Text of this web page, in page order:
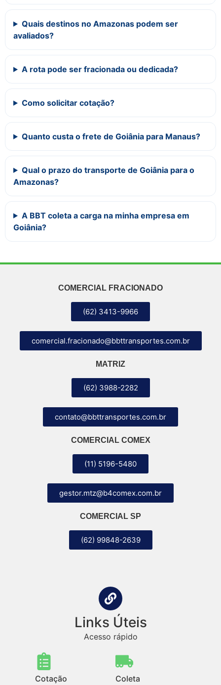
Quais destinos no Amazonas podem ser
avaliados?
A rota pode ser fracionada ou dedicada?
Como solicitar cotação?
Quanto custa o frete de Goiânia para Manaus?
Qual o prazo do transporte de Goiânia para o
Amazonas?
A BBT coleta a carga na minha empresa em
Goiânia?
COMERCIAL FRACIONADO
(62) 3413-9966
comercial.fracionado@bbttransportes.com.br
MATRIZ
(62) 3988-2282
contato@bbttransportes.com.br
COMERCIAL COMEX
(11) 5196-5480
gestor.mtz@b4comex.com.br
COMERCIAL SP
(62) 99848-2639
Links Úteis
Acesso rápido
Cotação Coleta